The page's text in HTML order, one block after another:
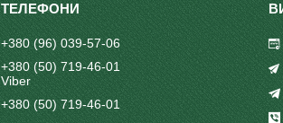
+380 (96) 039-57-06
+380 (50) 719-46-01
Viber
+380 (50) 719-46-01